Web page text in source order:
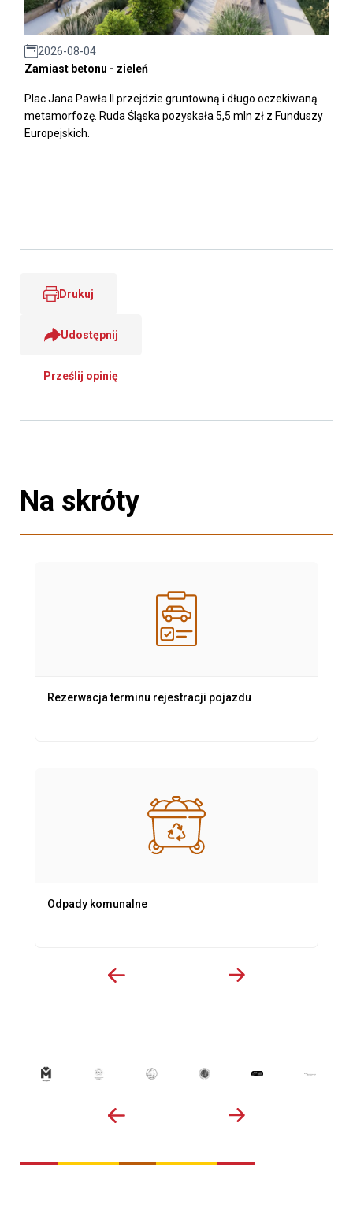
2026-08-04
Zamiast betonu - zieleń
Plac Jana Pawła II przejdzie gruntowną i długo oczekiwaną
metamorfozę. Ruda Śląska pozyskała 5,5 mln zł z Funduszy
Europejskich.
Drukuj
Udostępnij
Prześlij opinię
Na skróty
Rezerwacja terminu rejestracji pojazdu
Odpady komunalne